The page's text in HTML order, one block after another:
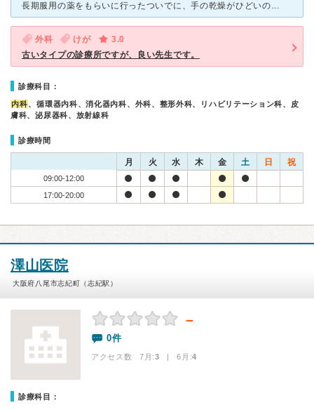
長期服用の薬をもらいに行ったついでに、手の乾燥がひどいので、「尿素クリーム20％」をお願いしました。医師に「同じ薬が欲しい」と説明しましたが、実際に処方されたのは「ウレパールクリーム10％」で、濃度も
外科 けが
3.0
古いタイプの診療所ですが、良い先生です。
診療科目：
内科、循環器内科、消化器内科、外科、整形外科、リハビリテーション科、皮
膚科、泌尿器科、放射線科
診療時間
月 火 水 木 金 土 日 祝
09:00-12:00
17:00-20:00
澤山医院
大阪府八尾市志紀町（志紀駅）
－
0件
アクセス数 7月:3 | 6月:4
診療科目：